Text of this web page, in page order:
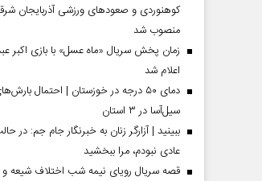
کوهنوردی و صعودهای ورزشی آذربایجان
منصوب شد
زمان پخش سریال «ماه عسل» با بازی اکبر
اعلام شد
دمای ۵۰ درجه در خوزستان | احتمال
سیل‌آسا در ۳ استان
ببینید | آزارگر زنان به خبرنگار جام جم: در
عادی نبودم، مرا ببخشید
قصه سریال رویای نیمه شب اختلاف شیعه
صفحات نخست روزنامه ها‌ی‌سه‌شنبه ۶ مردادماه